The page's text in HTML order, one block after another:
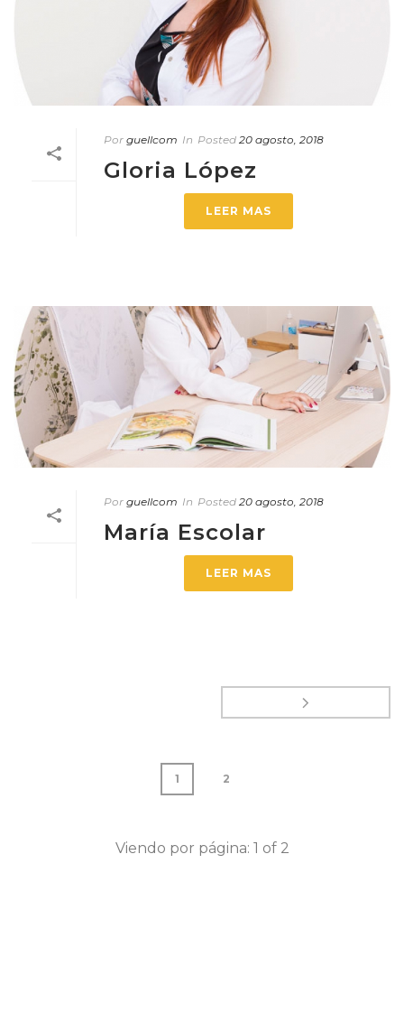
Por guellcom In Posted 20 agosto, 2018
Gloria López
LEER MAS
Por guellcom In Posted 20 agosto, 2018
María Escolar
LEER MAS
1 2
Viendo por página: 1 of 2